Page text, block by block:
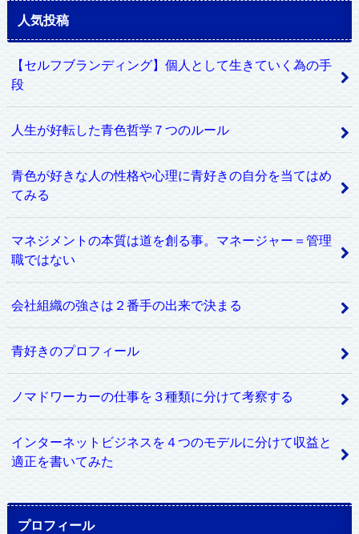
人気投稿
【セルフブランディング】個人として生きていく為の手
段
人生が好転した青色哲学７つのルール
青色が好きな人の性格や心理に青好きの自分を当てはめ
てみる
マネジメントの本質は道を創る事。マネージャー＝管理
職ではない
会社組織の強さは２番手の出来で決まる
青好きのプロフィール
ノマドワーカーの仕事を３種類に分けて考察する
インターネットビジネスを４つのモデルに分けて収益と
適正を書いてみた
プロフィール